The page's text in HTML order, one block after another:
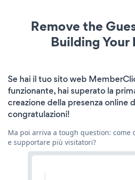
Remove the
Building Your
Se hai il tuo sito web
funzionante, hai superato la
creazione della presenza online
congratulazioni!
Ma poi arriva a tough question: come
e supportare più visitatori?